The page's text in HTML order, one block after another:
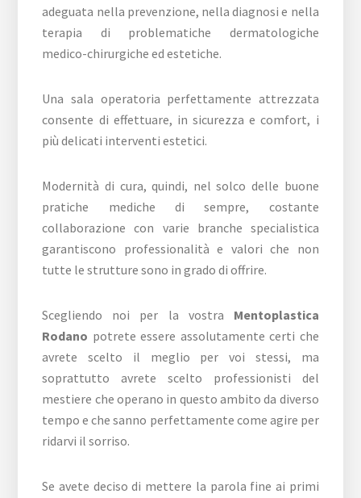
adeguata nella prevenzione, nella diagnosi e nella
terapia di problematiche dermatologiche
medico-chirurgiche ed estetiche.
Una sala operatoria perfettamente attrezzata
consente di effettuare, in sicurezza e comfort, i
più delicati interventi estetici.
Modernità di cura, quindi, nel solco delle buone
pratiche mediche di sempre, costante
collaborazione con varie branche specialistica
garantiscono professionalità e valori che non
tutte le strutture sono in grado di offrire.
Scegliendo noi per la vostra Mentoplastica
Rodano potrete essere assolutamente certi che
avrete scelto il meglio per voi stessi, ma
soprattutto avrete scelto professionisti del
mestiere che operano in questo ambito da diverso
tempo e che sanno perfettamente come agire per
ridarvi il sorriso.
Se avete deciso di mettere la parola fine ai primi